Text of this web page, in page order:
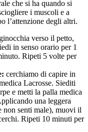
che si ha quando si
i muscoli e a
l’attenzione degli altri.
verso il petto,
in senso orario per 1
Ripeti 5 volte per
cerchiamo di capire in
Lacrosse. Siediti
e metti la palla medica
una leggera
non senti male), muovi il
Ripeti 10 minuti per